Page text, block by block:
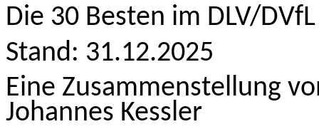
Die 30 Besten im DLV/
Stand: 31.12.2025
Eine Zusammenstellung
Johannes Kessler